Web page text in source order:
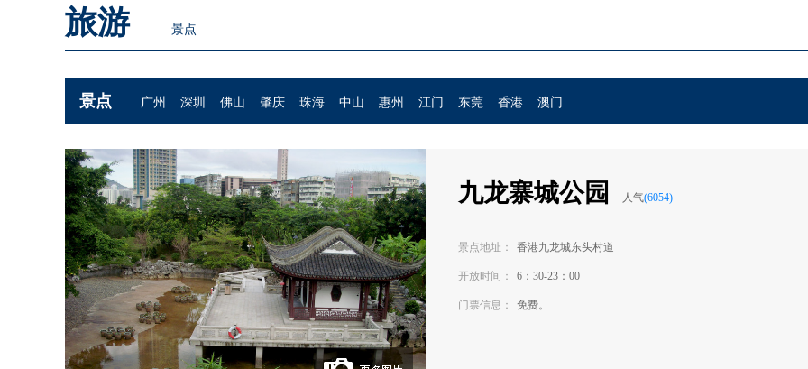
旅游 景点
景点 广州 深圳 佛山 肇庆 珠海 中山 惠州 江门 东莞 香港 澳门
九龙寨城公园 人气(6054)
景点地址： 香港九龙城东头村道
开放时间： 6：30-23：00
门票信息： 免费。